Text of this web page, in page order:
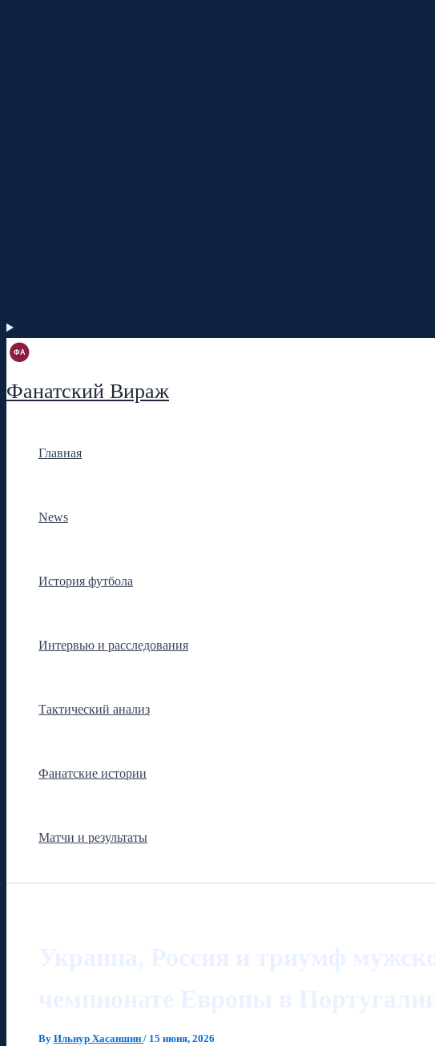
Фанатский Вираж
Главная
News
История футбола
Интервью и расследования
Тактический анализ
Фанатские истории
Матчи и результаты
By Ильнур Хасаншин / 15 июня, 2026